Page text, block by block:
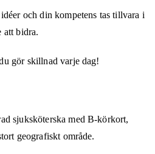
och din kompetens tas tillvara i
att bidra.
gör skillnad varje dag!
sjuksköterska med B-körkort,
geografiskt område.